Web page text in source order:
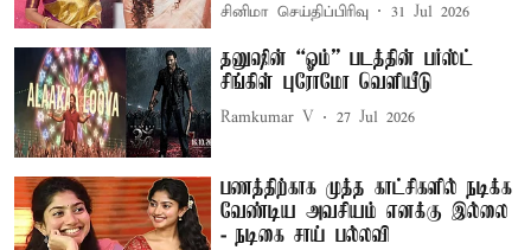
சினிமா செய்திப்பிரிவு 31 Jul 2026
தனுஷின் “ஓம்” படத்தின் பர்ஸ்ட்
சிங்கிள் புரோமோ வெளியீடு
Ramkumar V 27 Jul 2026
பணத்திற்காக முத்த காட்சிகளில் நடிக்க
வேண்டிய அவசியம் எனக்கு இல்லை
- நடிகை சாய் பல்லவி